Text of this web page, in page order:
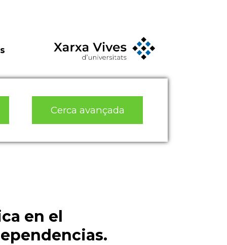
Cerca avançada
en el